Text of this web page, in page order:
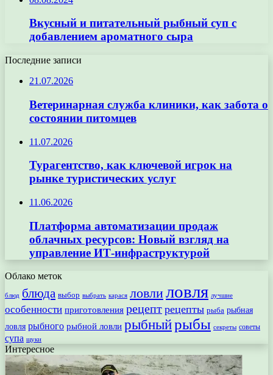
Вкусный и питательный рыбный суп с
добавлением ароматного сыра
Последние записи
21.07.2026
Ветеринарная служба клиники, как забота о
состоянии питомцев
11.07.2026
Турагентство, как ключевой игрок на
рынке туристических услуг
11.06.2026
Платформа автоматизации продаж
облачных ресурсов: Новый взгляд на
управление ИТ-инфраструктурой
Облако меток
блюд блюда выбор выбрать карася ловлиловля лучшие
особенности приготовления рецепт рецепты рыба рыбная
ловля рыбного рыбной ловли рыбныйрыбы секреты советы
супа щуки
Интересное